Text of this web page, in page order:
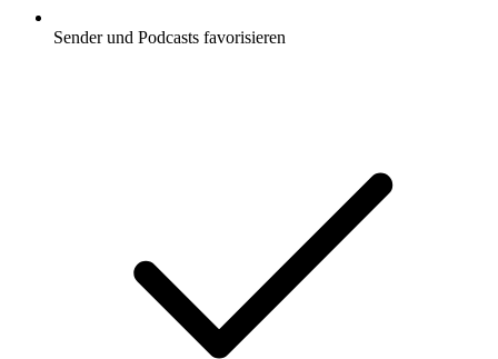
Sender und Podcasts favorisieren